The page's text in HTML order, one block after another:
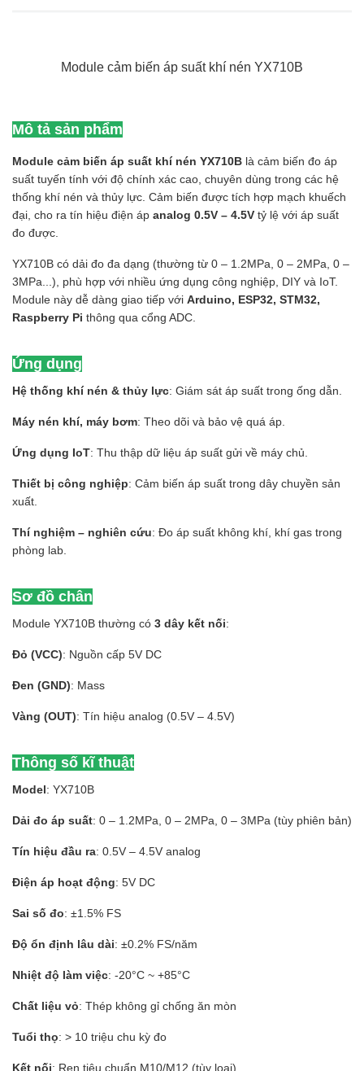
Module cảm biến áp suất khí nén YX710B
Mô tả sản phẩm
Module cảm biến áp suất khí nén YX710B là cảm biến đo áp
suất tuyến tính với độ chính xác cao, chuyên dùng trong các hệ
thống khí nén và thủy lực. Cảm biến được tích hợp mạch khuếch
đại, cho ra tín hiệu điện áp analog 0.5V – 4.5V tỷ lệ với áp suất
đo được.
YX710B có dải đo đa dạng (thường từ 0 – 1.2MPa, 0 – 2MPa, 0 –
3MPa...), phù hợp với nhiều ứng dụng công nghiệp, DIY và IoT.
Module này dễ dàng giao tiếp với Arduino, ESP32, STM32,
Raspberry Pi thông qua cổng ADC.
Ứng dụng
Hệ thống khí nén & thủy lực: Giám sát áp suất trong ống dẫn.
Máy nén khí, máy bơm: Theo dõi và bảo vệ quá áp.
Ứng dụng IoT: Thu thập dữ liệu áp suất gửi về máy chủ.
Thiết bị công nghiệp: Cảm biến áp suất trong dây chuyền sản
xuất.
Thí nghiệm – nghiên cứu: Đo áp suất không khí, khí gas trong
phòng lab.
Sơ đồ chân
Module YX710B thường có 3 dây kết nối:
Đỏ (VCC): Nguồn cấp 5V DC
Đen (GND): Mass
Vàng (OUT): Tín hiệu analog (0.5V – 4.5V)
Thông số kĩ thuật
Model: YX710B
Dải đo áp suất: 0 – 1.2MPa, 0 – 2MPa, 0 – 3MPa (tùy phiên bản)
Tín hiệu đầu ra: 0.5V – 4.5V analog
Điện áp hoạt động: 5V DC
Sai số đo: ±1.5% FS
Độ ổn định lâu dài: ±0.2% FS/năm
Nhiệt độ làm việc: -20°C ~ +85°C
Chất liệu vỏ: Thép không gỉ chống ăn mòn
Tuổi thọ: > 10 triệu chu kỳ đo
Kết nối: Ren tiêu chuẩn M10/M12 (tùy loại)